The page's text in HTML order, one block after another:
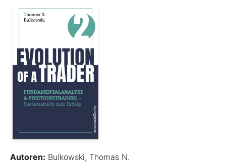
Autoren: Bulkowski, Thomas N.